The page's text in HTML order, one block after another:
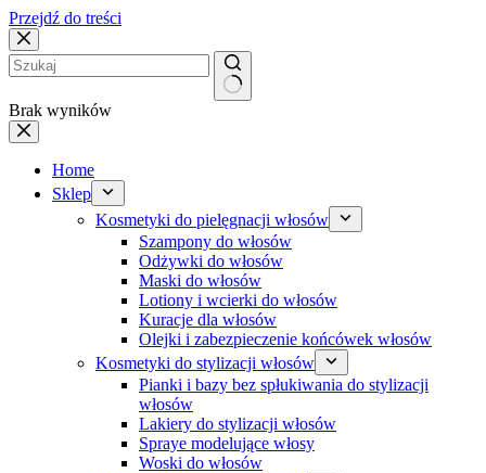
Przejdź do treści
Brak wyników
Home
Sklep
Kosmetyki do pielęgnacji włosów
Szampony do włosów
Odżywki do włosów
Maski do włosów
Lotiony i wcierki do włosów
Kuracje dla włosów
Olejki i zabezpieczenie końcówek włosów
Kosmetyki do stylizacji włosów
Pianki i bazy bez spłukiwania do stylizacji
włosów
Lakiery do stylizacji włosów
Spraye modelujące włosy
Woski do włosów